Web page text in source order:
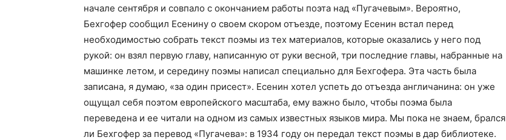
начале сентября и совпало с окончанием работы поэта над «Пугачевым». Вероятно,
Бехгофер сообщил Есенину о своем скором отъезде, поэтому Есенин встал перед
необходимостью собрать текст поэмы из тех материалов, которые оказались у него под
рукой: он взял первую главу, написанную от руки весной, три последние главы, набранные на
машинке летом, и середину поэмы написал специально для Бехгофера. Эта часть была
записана, я думаю, «за один присест». Есенин хотел успеть до отъезда англичанина: он уже
ощущал себя поэтом европейского масштаба, ему важно было, чтобы поэма была
переведена и ее читали на одном из самых известных языков мира. Мы пока не знаем, брался
ли Бехгофер за перевод «Пугачева»: в 1934 году он передал текст поэмы в дар библиотеке.